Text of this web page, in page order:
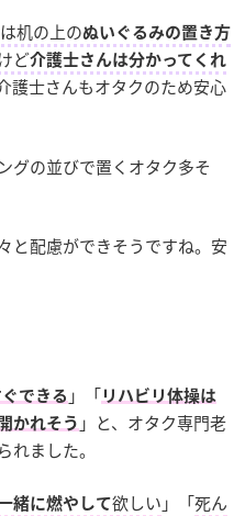
机の上のぬいぐるみの置き方
ど介護士さんは分かってくれ
護士さんもオタクのため安心
グの並びで置くオタク多そ
と配慮ができそうですね。安
できる 」「 リハビリ体操は
かれそう 」と、オタク専門老
れました。
緒に燃やして欲しい 」「死ん